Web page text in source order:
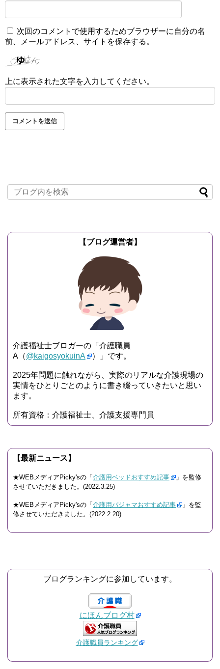
次回のコメントで使用するためブラウザーに自分の名
前、メールアドレス、サイトを保存する。
上に表示された文字を入力してください。
【ブログ運営者】
介護福祉士ブロガーの「介護職員
A（@kaigosyokuinA ）」です。
2025年問題に触れながら、実際のリアルな介護現場の
実情をひとりごとのように書き綴っていきたいと思い
ます。
所有資格：介護福祉士、介護支援専門員
【最新ニュース】
★WEBメディアPicky'sの「 介護用ベッドおすすめ記事
」を監修
させていただきました。(2022.3.25)
★WEBメディアPicky'sの「 介護用パジャマおすすめ記事
」を監
修させていただきました。(2022.2.20)
ブログランキングに参加しています。
にほんブログ村
介護職員ランキング